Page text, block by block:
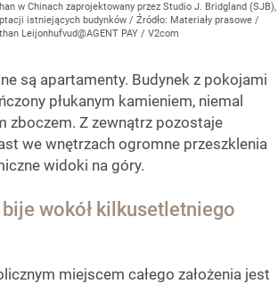
w Chinach zaprojektowany przez Studio J. Bridgland (SJB),
istniejących budynków / Źródło: Materiały prasowe /
Leijonhufvud@AGENT PAY / V2com
są apartamenty. Budynek z pokojami
płukanym kamieniem, niemal
zboczem. Z zewnątrz pozostaje
we wnętrzach ogromne przeszklenia
widoki na góry.
wokół kilkusetletniego
miejscem całego założenia jest